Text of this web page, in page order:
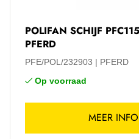
POLIFAN SCHIJF
PFERD
PFE/POL/232903
PFERD
Op voorraad
MEER